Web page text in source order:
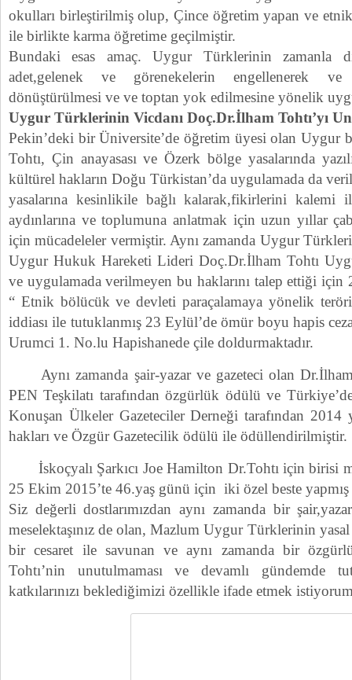
okulları birleştirilmiş olup, Çince öğretim yapan ve
ile birlikte karma öğretime geçilmiştir.
Bundaki esas amaç. Uygur Türklerinin zamanla
adet,gelenek ve görenekelerin engellenerek ve
dönüştürülmesi ve ve toptan yok edilmesine yönelik
Uygur Türklerinin Vicdanı Doç.Dr.İlham Tohtı’yı
Pekin’deki bir Üniversite’de öğretim üyesi olan Uygur
Tohtı, Çin anayasası ve Özerk bölge yasalarında
kültürel hakların Doğu Türkistan’da uygulamada da
yasalarına kesinlikile bağlı kalarak,fikirlerini
aydınlarına ve toplumuna anlatmak için uzun yıllar
için mücadeleler vermiştir. Aynı zamanda Uygur
Uygur Hukuk Hareketi Lideri Doç.Dr.İlham Tohtı
ve uygulamada verilmeyen bu haklarını talep ettiği için
“ Etnik bölücük ve devleti paraçalamaya yönelik
iddiası ile tutuklanmış 23 Eylül’de ömür boyu hapis
Urumci 1. No.lu Hapishanede çile doldurmaktadır.
Aynı zamanda şair-yazar ve gazeteci olan
PEN Teşkilatı tarafından özgürlük ödülü ve
Konuşan Ülkeler Gazeteciler Derneği tarafından 2014
hakları ve Özgür Gazetecilik ödülü ile ödüllendirilmiştir.
İskoçyalı Şarkıcı Joe Hamilton Dr.Tohtı için birisi
25 Ekim 2015’te 46.yaş günü için iki özel beste
Siz değerli dostlarımızdan aynı zamanda bir
meselektaşınız de olan, Mazlum Uygur Türklerinin
bir cesaret ile savunan ve aynı zamanda bir
Tohtı’nin unutulmaması ve devamlı gündemde
katkılarınızı beklediğimizi özellikle ifade etmek